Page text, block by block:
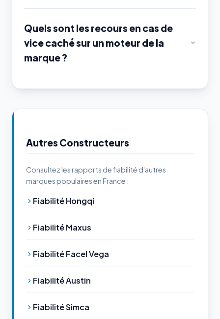
Quels sont les recours en cas de
vice caché sur un moteur de la
marque ?
Autres Constructeurs
Consultez les rapports de fiabilité d'autres
marques populaires en France :
Fiabilité Hongqi
Fiabilité Maxus
Fiabilité Facel Vega
Fiabilité Austin
Fiabilité Simca